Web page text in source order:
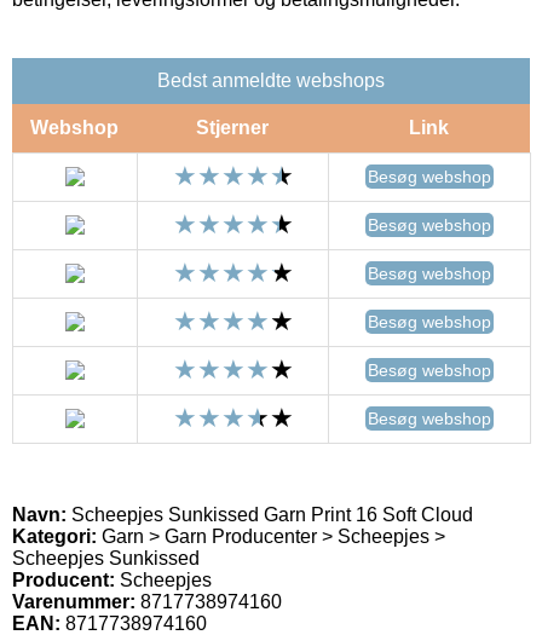
Bedst anmeldte webshops
Webshop Stjerner Link
Besøg webshop
Besøg webshop
Besøg webshop
Besøg webshop
Besøg webshop
Besøg webshop
Navn: Scheepjes Sunkissed Garn Print 16 Soft Cloud
Kategori: Garn > Garn Producenter > Scheepjes >
Scheepjes Sunkissed
Producent: Scheepjes
Varenummer: 8717738974160
EAN: 8717738974160